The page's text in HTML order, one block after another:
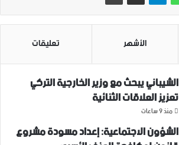
الأشهر تعليقات
الشيباني يبحث مع وزير الخارجية التركي
تعزيز العلاقات الثنائية
منذ 9 ساعات
الشؤون الاجتماعية: إعداد مسودة مشروع